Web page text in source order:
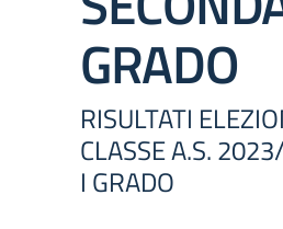
GRADO
RISULTATI
CLASSE A.S.
I GRADO